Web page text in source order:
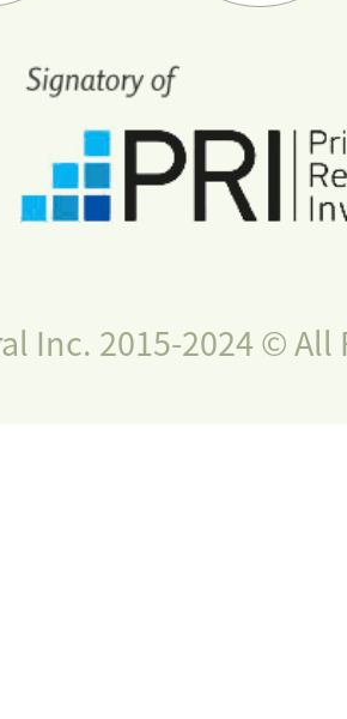
Inc. 2015-2024 © All